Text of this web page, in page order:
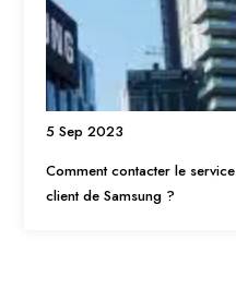
5 Sep 2023
Comment contacter le service
client de Samsung ?